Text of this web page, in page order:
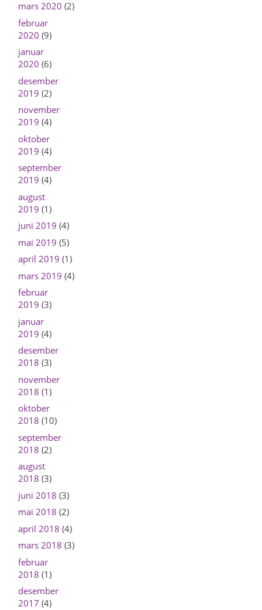
mars 2020 (2)
februar
2020 (9)
januar
2020 (6)
desember
2019 (2)
november
2019 (4)
oktober
2019 (4)
september
2019 (4)
august
2019 (1)
juni 2019 (4)
mai 2019 (5)
april 2019 (1)
mars 2019 (4)
februar
2019 (3)
januar
2019 (4)
desember
2018 (3)
november
2018 (1)
oktober
2018 (10)
september
2018 (2)
august
2018 (3)
juni 2018 (3)
mai 2018 (2)
april 2018 (4)
mars 2018 (3)
februar
2018 (1)
desember
2017 (4)